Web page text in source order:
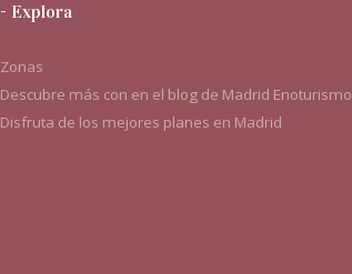
- Explora
Zonas
Descubre más con en el blog de Madrid Enoturismo
Disfruta de los mejores planes en Madrid